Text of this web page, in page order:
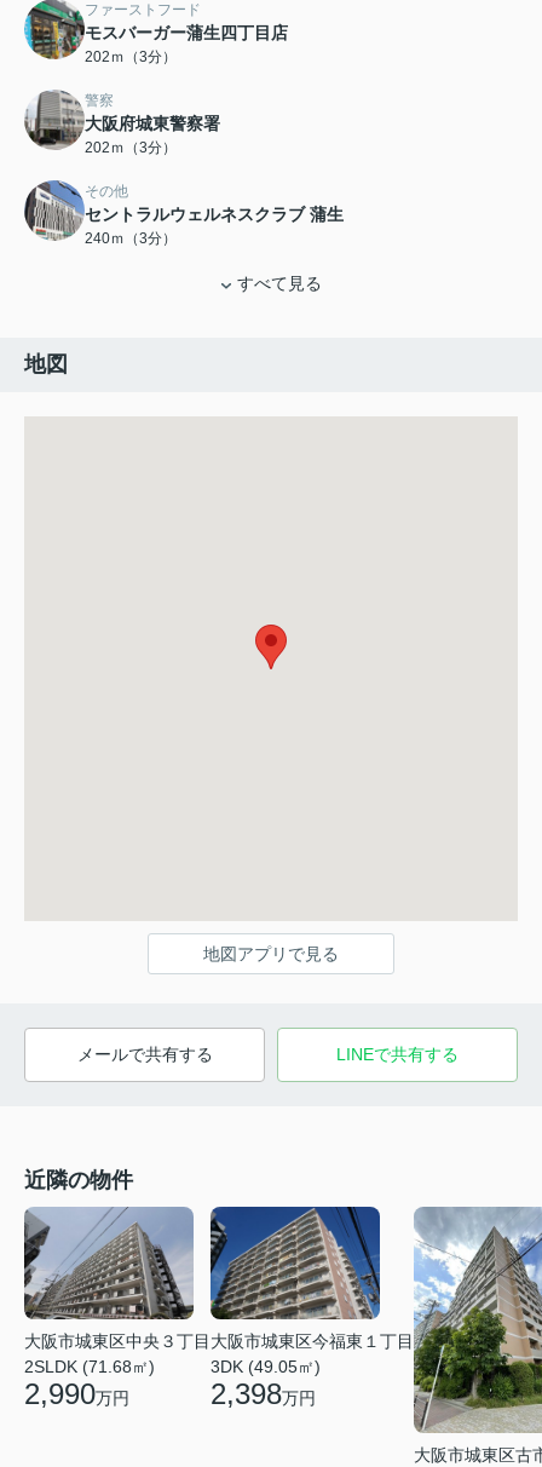
ファーストフード
モスバーガー蒲生四丁目店
202ｍ（3分）
警察
大阪府城東警察署
202ｍ（3分）
その他
セントラルウェルネスクラブ 蒲生
240ｍ（3分）
すべて見る
地図
地図アプリで見る
メールで共有する LINEで共有する
近隣の物件
大阪市城東区中央３丁目
2SLDK (71.68㎡)
2,990万円
大阪市城東区今福東１丁目
3DK (49.05㎡)
2,398万円
大阪市城東区古